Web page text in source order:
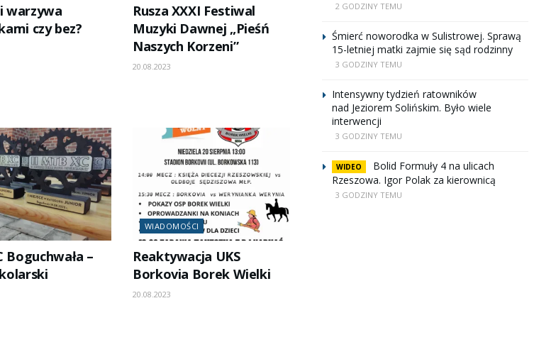
warzywa
czy bez?
Rusza XXXI Festiwal
Muzyki Dawnej „Pieśń
Naszych Korzeni”
20.08.2023
Boguchwała –
WIADOMOŚCI
Reaktywacja UKS
Borkovia Borek Wielki
20.08.2023
2 GODZINY TEMU
Śmierć noworodka w Sulistrowej. Sprawą
15-letniej matki zajmie się sąd rodzinny
3 GODZINY TEMU
Intensywny tydzień ratowników
nad Jeziorem Solińskim. Było wiele
interwencji
3 GODZINY TEMU
WIDEO
Bolid Formuły 4 na ulicach
Rzeszowa. Igor Polak za kierownicą
3 GODZINY TEMU